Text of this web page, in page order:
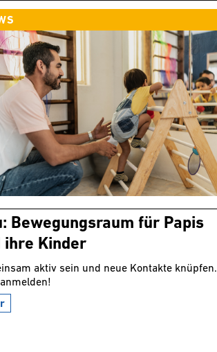
Bewegungsraum für Papis
ihre Kinder
aktiv sein und neue Kontakte knüpfen.